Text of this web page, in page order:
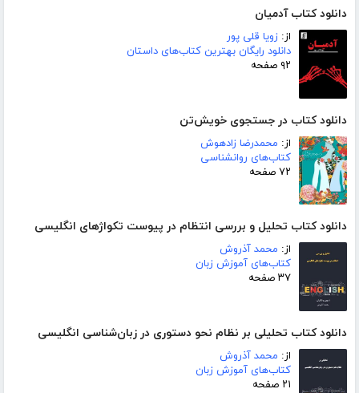
دانلود کتاب آدمیان
از: زویا قلی پور
دانلود رایگان بهترین کتاب‌های داستان
۹۲ صفحه
دانلود کتاب در جستجوی خویش‌تن
از: محمدرضا زادهوش
کتاب‌های روانشناسی
۷۲ صفحه
دانلود کتاب تحلیل و بررسی انتظام در پیوست تکواژهای انگلیسی
از: محمد آذروش
کتاب‌های آموزش زبان
۳۷ صفحه
دانلود کتاب تحلیلی بر نظام نحو دستوری در زبان‌شناسی انگلیسی
از: محمد آذروش
کتاب‌های آموزش زبان
۲۱ صفحه